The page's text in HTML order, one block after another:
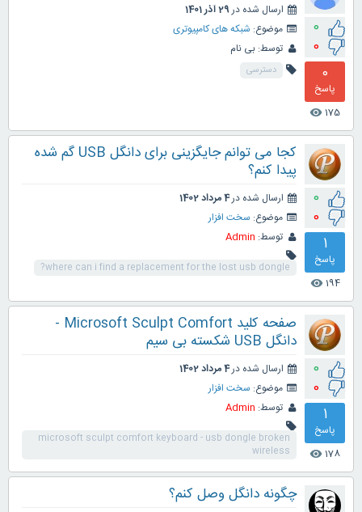
0
0
0
پاسخ
175
visibility
ارسال شده در29 آذر 1401
موضوع: شبکه های کامپیوتری
توسط: بی نام
دسترسی
0
0
1
پاسخ
194
visibility
کجا می توانم جایگزینی برای دانگل USB گم شده
پیدا کنم؟
ارسال شده در4 مرداد 1402
موضوع: سخت افزار
توسط: Admin
where can i find a replacement for the lost usb dongle?
0
0
1
پاسخ
178
visibility
صفحه کلید Microsoft Sculpt Comfort -
دانگل USB شکسته بی سیم
ارسال شده در4 مرداد 1402
موضوع: سخت افزار
توسط: Admin
microsoft sculpt comfort keyboard - usb dongle broken
wireless
چگونه دانگل وصل کنم؟